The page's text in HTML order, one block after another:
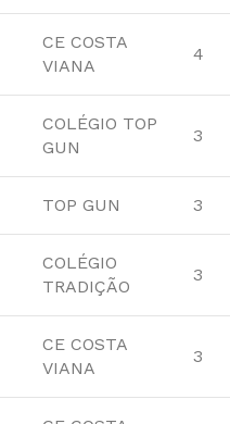
CE COSTA
VIANA
4
COLÉGIO TOP
GUN
3
TOP GUN 3
COLÉGIO
TRADIÇÃO
3
CE COSTA
VIANA
3